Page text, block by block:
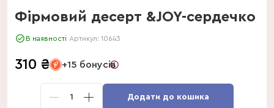
Фірмовий десерт &JOY-сердечко
В наявності Артикул: 10643
310 ₴ +15 бонусів
1 Додати до кошика